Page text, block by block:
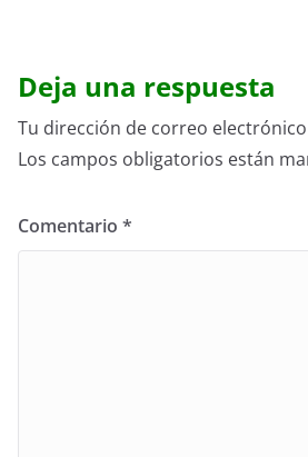
Deja una respuesta
Tu dirección de correo
Los campos obligatorios están
Comentario *